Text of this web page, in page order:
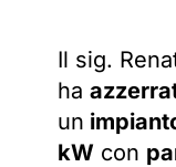
Il sig.
ha
un
kWcon